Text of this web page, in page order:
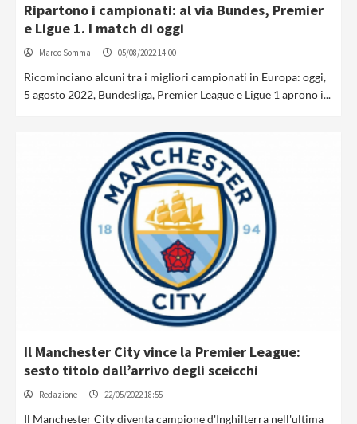
Ripartono i campionati: al via Bundes, Premier
e Ligue 1. I match di oggi
Marco Somma 05/08/2022 14:00
Ricominciano alcuni tra i migliori campionati in Europa: oggi,
5 agosto 2022, Bundesliga, Premier League e Ligue 1 aprono i...
Il Manchester City vince la Premier League:
sesto titolo dall’arrivo degli sceicchi
Redazione 22/05/2022 18:55
Il Manchester City diventa campione d'Inghilterra nell'ultima